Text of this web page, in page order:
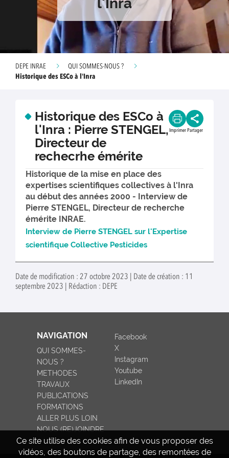
DEPE INRAE
QUI SOMMES-NOUS ?
Historique des ESCo à l'Inra
Historique des ESCo à
l'Inra : Pierre STENGEL,
Directeur de
rechecrhe émérite
Imprimer Partager
Historique de la mise en place des
expertises scientifiques collectives à l'Inra
au début des années 2000 - Interview de
Pierre STENGEL, Directeur de recherche
émérite INRAE.
Interview de Pierre STENGEL sur l'Expertise
scientifique Collective Pesticides
Date de modification : 27 octobre 2023 | Date de création : 11
septembre 2023 | Rédaction : DEPE
Ce site utilise des cookies afin de vous proposer des
vidéos, des boutons de partage, des remontées de
NAVIGATION
QUI SOMMES-
NOUS ?
METHODES
TRAVAUX
PUBLICATIONS
FORMATIONS
ALLER PLUS LOIN
NOUS (RE)JOINDRE
Facebook
X
Instagram
Youtube
LinkedIn